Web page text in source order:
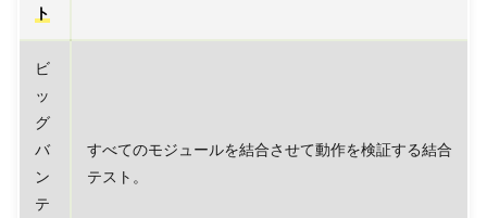
ト
ビ
ッ
グ
バ
ン
テ
すべてのモジュールを結合させて動作を検証する結合
テスト。